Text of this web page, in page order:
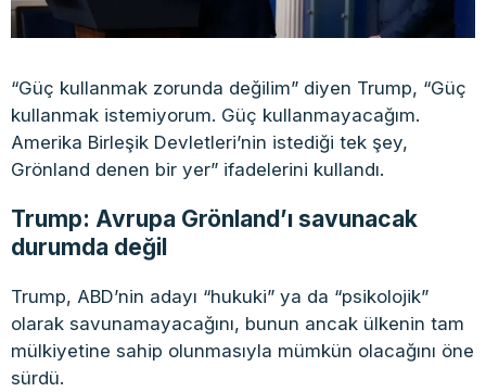
“Güç kullanmak zorunda değilim” diyen Trump, “Güç
kullanmak istemiyorum. Güç kullanmayacağım.
Amerika Birleşik Devletleri’nin istediği tek şey,
Grönland denen bir yer” ifadelerini kullandı.
Trump: Avrupa Grönland’ı savunacak
durumda değil
Trump, ABD’nin adayı “hukuki” ya da “psikolojik”
olarak savunamayacağını, bunun ancak ülkenin tam
mülkiyetine sahip olunmasıyla mümkün olacağını öne
sürdü.